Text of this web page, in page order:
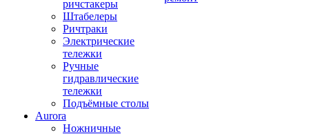
ричстакеры
Штабелеры
Ричтраки
Электрические
тележки
Ручные
гидравлические
тележки
Подъёмные столы
Aurora
Ножничные